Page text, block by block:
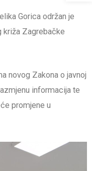
Gorica održan je
križa Zagrebačke
novog Zakona o javnoj
informacija te
promjene u